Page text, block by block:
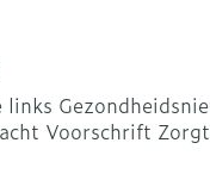
links
Voorschrift